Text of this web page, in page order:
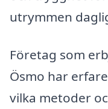
utrymmen
Företag som
Ösmo har
vilka metoder